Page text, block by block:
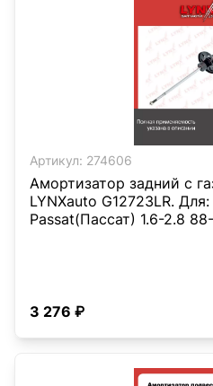
Артикул: 274606
Амортизатор задний с
LYNXauto G12723LR.
Passat(Пассат) 1.6-2.8
3 276 ₽